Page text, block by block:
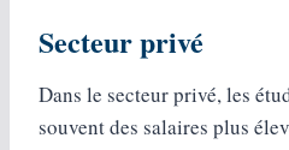
Secteur privé
Dans le secteur privé, les
souvent des salaires plus